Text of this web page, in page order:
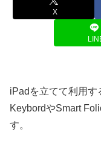
X
iPadを立てて利用
KeybordやSmart
す。